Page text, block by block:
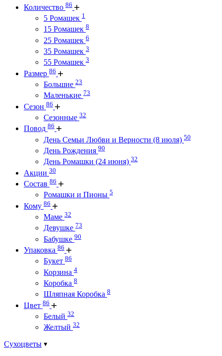
Количество 86
5 Ромашек 1
15 Ромашек 8
25 Ромашек 6
35 Ромашек 3
55 Ромашек 3
Размер 86
Большие 23
Маленькие 73
Сезон 86
Сезонные 32
Повод 86
День Семьи Любви и Верности (8 июля) 50
День Рождения 90
День Ромашки (24 июня) 32
Акции 30
Состав 86
Ромашки и Пионы 5
Кому 86
Маме 32
Девушке 73
Бабушке 90
Упаковка 86
Букет 86
Корзина 4
Коробка 8
Шляпная Коробка 8
Цвет 86
Белый 32
Желтый 32
Сухоцветы